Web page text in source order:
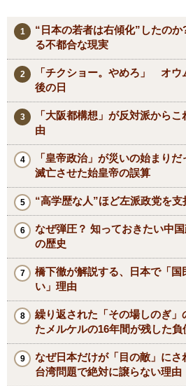
“日本の若者は右傾化”したの
る不都合な現実
「チクショー。やめろ」 オウ
後の日
「大阪都構想」が反対派から
由
「皇帝政治」が災いの始まり
滅亡させた始皇帝の誤算
“高学歴な人”ほど左派政党を支
なぜ弾圧？ 知っておきたい中国
の歴史
橋下徹が解説する、日本で「
い」理由
繰り返された「その場しのぎ
たメルケルの16年間が残した負
なぜ日本だけが「目の敵」に
台湾問題で絶対に譲らない理由